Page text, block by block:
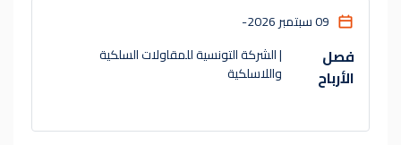
09 سبتمبر 2026 -
فصل
الأرباح
| الشركة التونسية للمقاولات السلكية
واللاسلكية